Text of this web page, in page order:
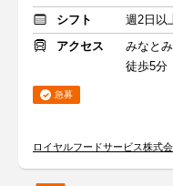
シフト
週2日以
アクセス
みなと
徒歩5分
急募
ロイヤルフードサービス株式